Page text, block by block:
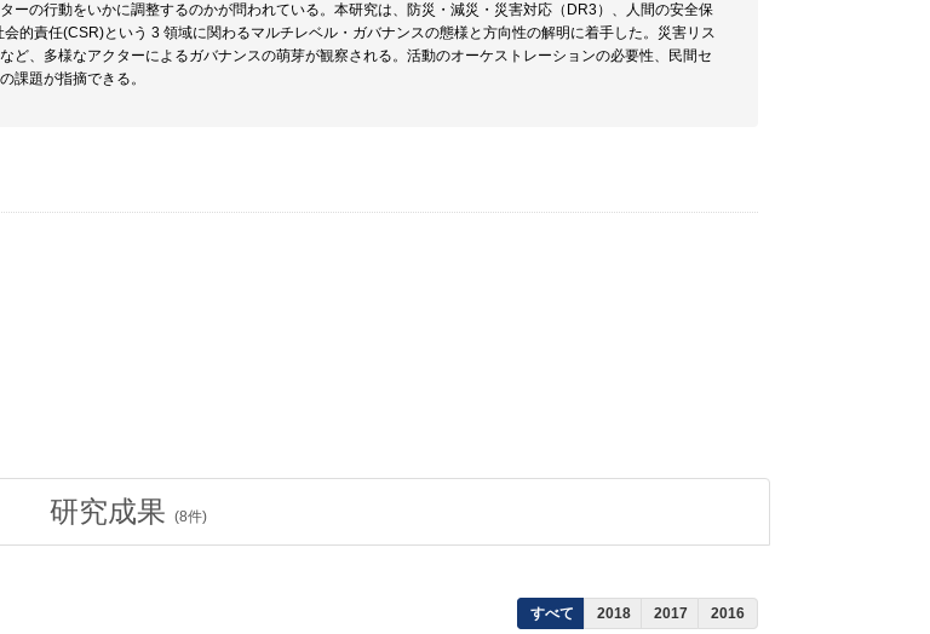
ーの行動をいかに調整するのかが問われている。本研究は、防災・減災・災害対応（DR3）、人間の安全保
的責任(CSR)という 3 領域に関わるマルチレベル・ガバナンスの態様と方向性の解明に着手した。災害リス
ど、多様なアクターによるガバナンスの萌芽が観察される。活動のオーケストレーションの必要性、民間セ
課題が指摘できる。
研究成果 (8件)
すべて 2018 2017 2016